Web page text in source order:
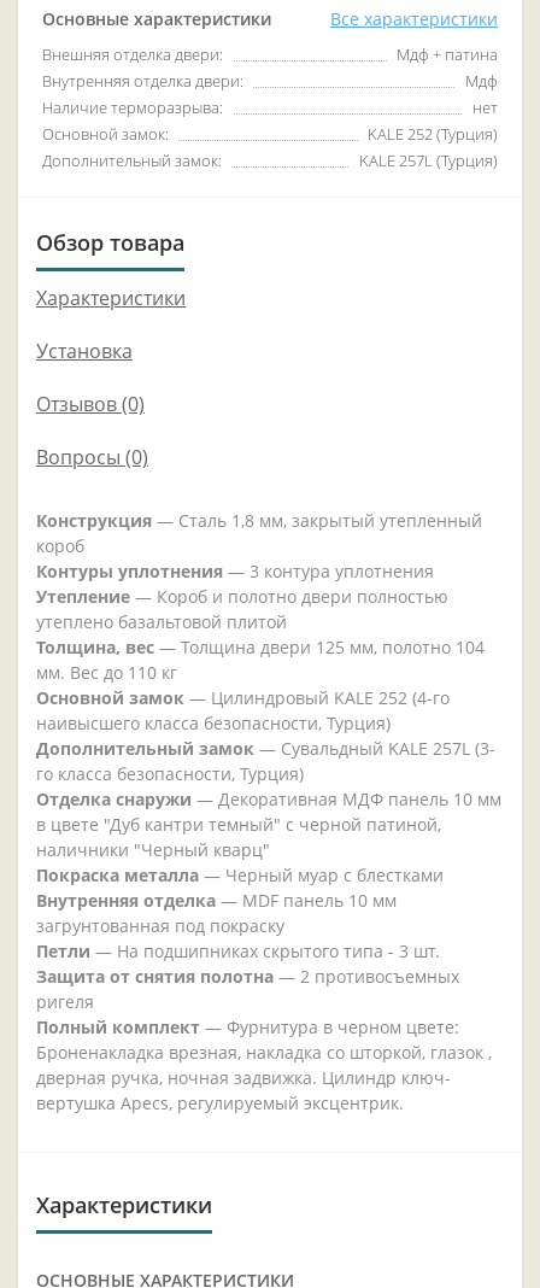
Основные характеристики Все характеристики
Внешняя отделка двери:
Мдф + патина
Внутренняя отделка двери:
Мдф
Наличие терморазрыва:
нет
Основной замок:
KALE 252 (Турция)
Дополнительный замок:
KALE 257L (Турция)
Обзор товара
Характеристики
Установка
Отзывов (0)
Вопросы (0)
Конструкция — Сталь 1,8 мм, закрытый утепленный
короб
Контуры уплотнения — 3 контура уплотнения
Утепление — Короб и полотно двери полностью
утеплено базальтовой плитой
Толщина, вес — Толщина двери 125 мм, полотно 104
мм. Вес до 110 кг
Основной замок — Цилиндровый KALE 252 (4-го
наивысшего класса безопасности, Турция)
Дополнительный замок — Сувальдный KALE 257L (3-
го класса безопасности, Турция)
Отделка снаружи — Декоративная МДФ панель 10 мм
в цвете "Дуб кантри темный" с черной патиной,
наличники "Черный кварц"
Покраска металла — Черный муар с блестками
Внутренняя отделка — MDF панель 10 мм
загрунтованная под покраску
Петли — На подшипниках скрытого типа - 3 шт.
Защита от снятия полотна — 2 противосъемных
ригеля
Полный комплект — Фурнитура в черном цвете:
Броненакладка врезная, накладка со шторкой, глазок ,
дверная ручка, ночная задвижка. Цилиндр ключ-
вертушка Apecs, регулируемый эксцентрик.
Характеристики
ОСНОВНЫЕ ХАРАКТЕРИСТИКИ